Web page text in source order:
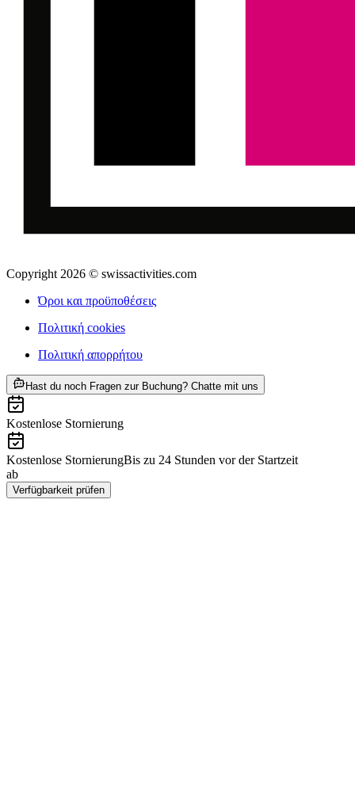
Copyright 2026 © swissactivities.com
Όροι και προϋποθέσεις
Πολιτική cookies
Πολιτική απορρήτου
Hast du noch Fragen zur Buchung? Chatte mit uns
Kostenlose Stornierung
Kostenlose StornierungBis zu 24 Stunden vor der Startzeit
ab
Verfügbarkeit prüfen